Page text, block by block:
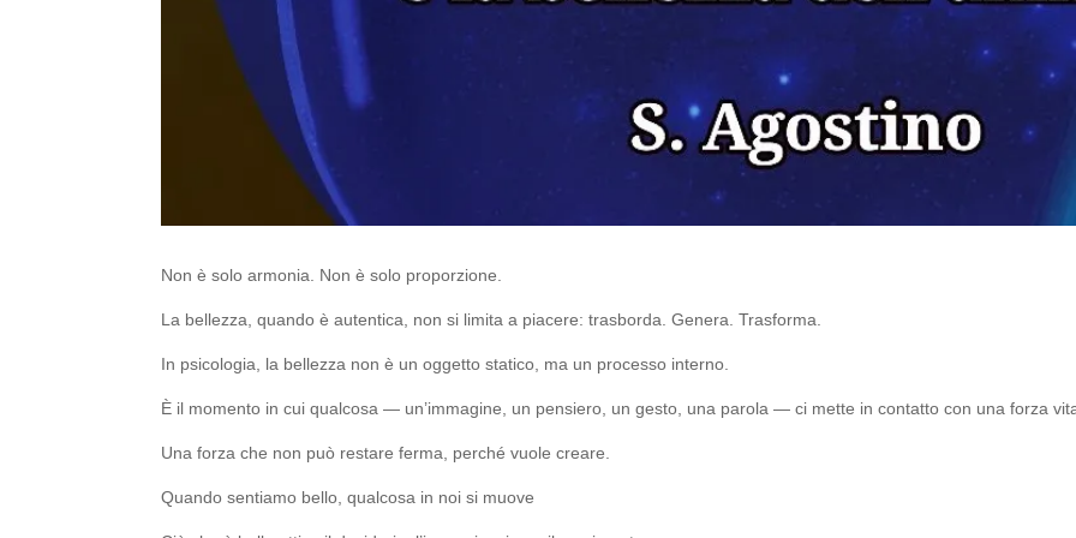
Non è solo armonia. Non è solo proporzione.
La bellezza, quando è autentica, non si limita a piacere: trasborda. Genera. Trasforma.
In psicologia, la bellezza non è un oggetto statico, ma un processo interno.
È il momento in cui qualcosa — un’immagine, un pensiero, un gesto, una parola — ci mette in contatto con una forza
Una forza che non può restare ferma, perché vuole creare.
Quando sentiamo bello, qualcosa in noi si muove